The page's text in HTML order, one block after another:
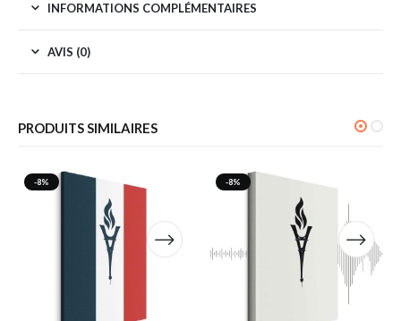
INFORMATIONS COMPLÉMENTAIRES
AVIS (0)
PRODUITS SIMILAIRES
-8% -8%